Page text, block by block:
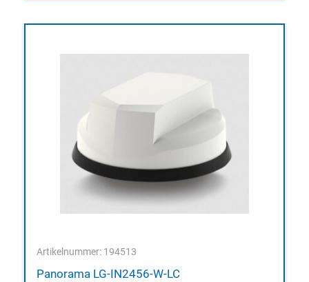
Artikelnummer: 194513
Panorama LG-IN2456-W-LC